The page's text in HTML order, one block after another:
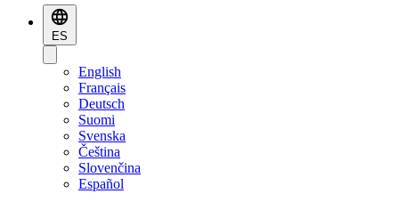
ES
English
Français
Deutsch
Suomi
Svenska
Čeština
Slovenčina
Español